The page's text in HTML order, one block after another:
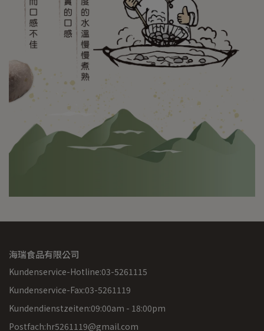
海瑞食品有限公司
Kundenservice-Hotline:03-5261115
Kundenservice-Fax:03-5261119
Kundendienstzeiten:09:00am - 18:00pm
Postfach:hr5261119@gmail.com